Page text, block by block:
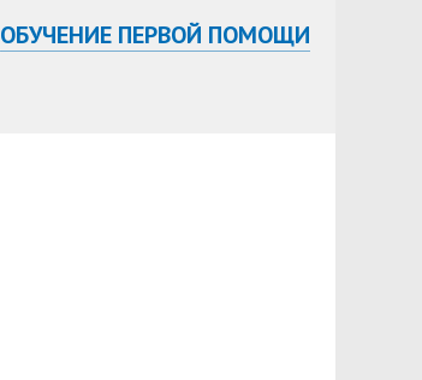
ОБУЧЕНИЕ ПЕРВОЙ ПОМОЩИ